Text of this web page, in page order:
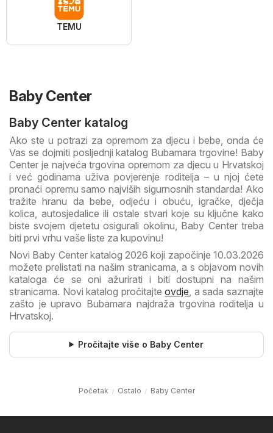
TEMU
Baby Center
Baby Center katalog
Ako ste u potrazi za opremom za djecu i bebe, onda će
Vas se dojmiti posljednji katalog Bubamara trgovine! Baby
Center je najveća trgovina opremom za djecu u Hrvatskoj
i već godinama uživa povjerenje roditelja – u njoj ćete
pronaći opremu samo najviših sigurnosnih standarda! Ako
tražite hranu da bebe, odjeću i obuću, igračke, dječja
kolica, autosjedalice ili ostale stvari koje su ključne kako
biste svojem djetetu osigurali okolinu, Baby Center treba
biti prvi vrhu vaše liste za kupovinu!
Novi Baby Center katalog 2026 koji započinje 10.03.2026
možete prelistati na našim stranicama, a s objavom novih
kataloga će se oni ažurirati i biti dostupni na našim
stranicama. Novi katalog pročitajteovdje , a sada saznajte
zašto je upravo Bubamara najdraža trgovina roditelja u
Hrvatskoj.
Pročitajte više o Baby Center
Početak Ostalo Baby Center